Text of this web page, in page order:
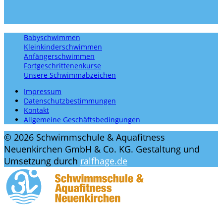
Babyschwimmen
Kleinkinderschwimmen
Anfängerschwimmen
Fortgeschrittenenkurse
Unsere Schwimmabzeichen
Impressum
Datenschutzbestimmungen
Kontakt
Allgemeine Geschäftsbedingungen
© 2026 Schwimmschule & Aquafitness
Neuenkirchen GmbH & Co. KG. Gestaltung und
Umsetzung durch ralfhage.de